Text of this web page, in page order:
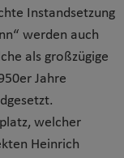
Instandsetzung
werden auch
als großzügige
Jahre
welcher
Heinrich